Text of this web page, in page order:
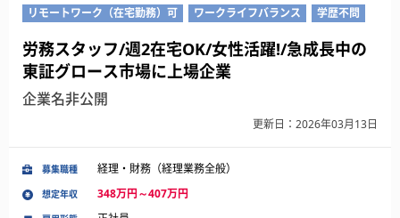
リモートワーク（在宅勤務）可
ワークライフバランス 学歴不問
労務スタッフ/週2在宅OK/女性活躍!/急成長中の
東証グロース市場に上場企業
企業名非公開
更新日：2026年03月13日
募集職種 経理・財務（経理業務全般）
想定年収 348万円～407万円